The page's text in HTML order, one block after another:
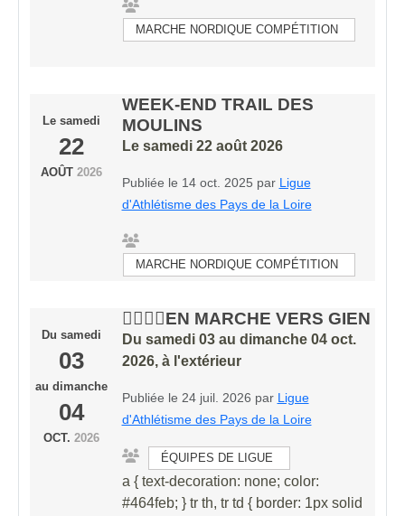
MARCHE NORDIQUE COMPÉTITION
Le samedi
22
AOÛT 2026
WEEK-END TRAIL DES
MOULINS
Le samedi 22 août 2026
Publiée le 14 oct. 2025 par Ligue
d'Athlétisme des Pays de la Loire
MARCHE NORDIQUE COMPÉTITION
Du samedi
03
au dimanche
04
OCT. 2026
🏃‍♀️🏃‍♂️EN MARCHE VERS GIEN
Du samedi 03au dimanche 04 oct.
2026, à l'extérieur
Publiée le 24 juil. 2026 par Ligue
d'Athlétisme des Pays de la Loire
ÉQUIPES DE LIGUE
a { text-decoration: none; color:
#464feb; } tr th, tr td { border: 1px solid